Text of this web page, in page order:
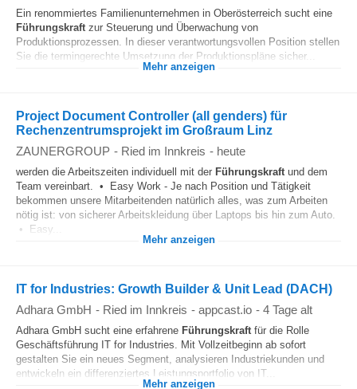
Ein renommiertes Familienunternehmen in Oberösterreich sucht eine
Führungskraft zur Steuerung und Überwachung von
Produktionsprozessen. In dieser verantwortungsvollen Position stellen
Sie die termingerechte Umsetzung der Produktionspläne sicher...
Mehr anzeigen
Project Document Controller (all genders) für
Rechenzentrumsprojekt im Großraum Linz
ZAUNERGROUP - Ried im Innkreis - heute
werden die Arbeitszeiten individuell mit der Führungskraftund dem
Team vereinbart. • Easy Work - Je nach Position und Tätigkeit
bekommen unsere Mitarbeitenden natürlich alles, was zum Arbeiten
nötig ist: von sicherer Arbeitskleidung über Laptops bis hin zum Auto.
• Easy...
Mehr anzeigen
IT for Industries: Growth Builder & Unit Lead (DACH)
Adhara GmbH - Ried im Innkreis - appcast.io - 4 Tage alt
Adhara GmbH sucht eine erfahrene Führungskraftfür die Rolle
Geschäftsführung IT for Industries. Mit Vollzeitbeginn ab sofort
gestalten Sie ein neues Segment, analysieren Industriekunden und
entwickeln ein differenziertes Leistungsportfolio von IT...
Mehr anzeigen